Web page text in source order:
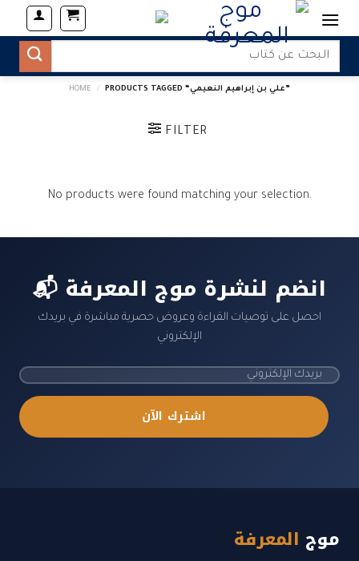
content
Search
HOME / PRODUCTS TAGGED “علي بن إبراهيم النعيمي”
FILTER
No products were found matching your selection.
📬 انضم لنشرة موج المعرفة
احصل على توصيات القراءة وعروض حصرية مباشرة في بريدك
الإلكتروني
اشترك الآن
موج المعرفة